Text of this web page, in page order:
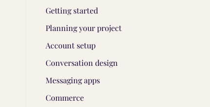
Getting started
Planning your project
Account setup
Conversation design
Messaging apps
Commerce